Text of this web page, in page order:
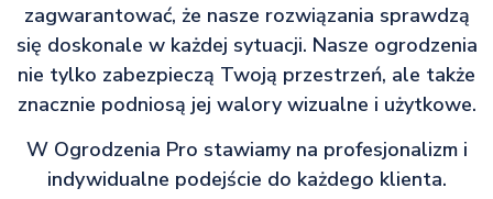
zagwarantować, że nasze rozwiązania sprawdzą
się doskonale w każdej sytuacji. Nasze ogrodzenia
nie tylko zabezpieczą Twoją przestrzeń, ale także
znacznie podniosą jej walory wizualne i użytkowe.
W Ogrodzenia Pro stawiamy na profesjonalizm i
indywidualne podejście do każdego klienta.